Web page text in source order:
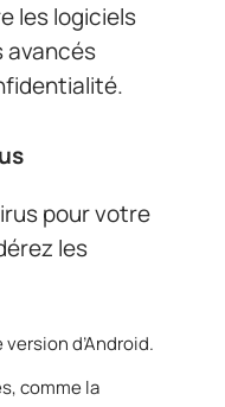
les logiciels
avancés
pour votre
les
d’Android.
comme la